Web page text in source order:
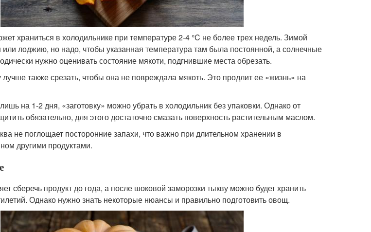
храниться в холодильнике при температуре 2-4 °C не более трех недель. Зимой
лоджию, но надо, чтобы указанная температура там была постоянной, а солнечные
нужно оценивать состояние мякоти, подгнившие места обрезать.
также срезать, чтобы она не повреждала мякоть. Это продлит ее «жизнь» на
на 1-2 дня, «заготовку» можно убрать в холодильник без упаковки. Однако от
обязательно, для этого достаточно смазать поверхность растительным маслом.
не поглощает посторонние запахи, что важно при длительном хранении в
другими продуктами.
сберечь продукт до года, а после шоковой заморозки тыкву можно будет хранить
Однако нужно знать некоторые нюансы и правильно подготовить овощ.